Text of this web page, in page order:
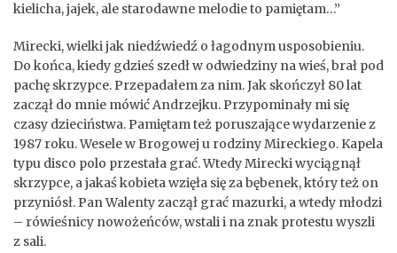
kielicha, jajek, ale starodawne melodie to pamiętam…”
Mirecki, wielki jak niedźwiedź o łagodnym usposobieniu.
Do końca, kiedy gdzieś szedł w odwiedziny na wieś, brał pod
pachę skrzypce. Przepadałem za nim. Jak skończył 80 lat
zaczął do mnie mówić Andrzejku. Przypominały mi się
czasy dzieciństwa. Pamiętam też poruszające wydarzenie z
1987 roku. Wesele w Brogowej u rodziny Mireckiego. Kapela
typu disco polo przestała grać. Wtedy Mirecki wyciągnął
skrzypce, a jakaś kobieta wzięła się za bębenek, który też on
przyniósł. Pan Walenty zaczął grać mazurki, a wtedy młodzi
– rówieśnicy nowożeńców, wstali i na znak protestu wyszli
z sali.